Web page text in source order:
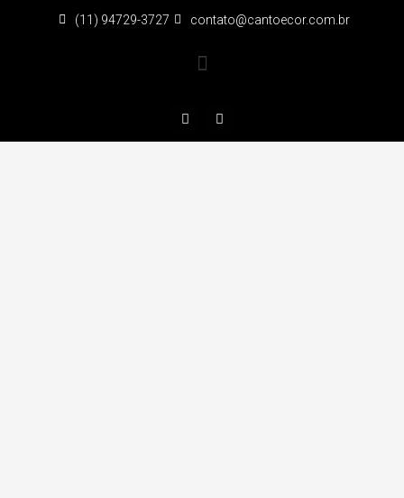
(11) 94729-3727 contato@cantoecor.com.br